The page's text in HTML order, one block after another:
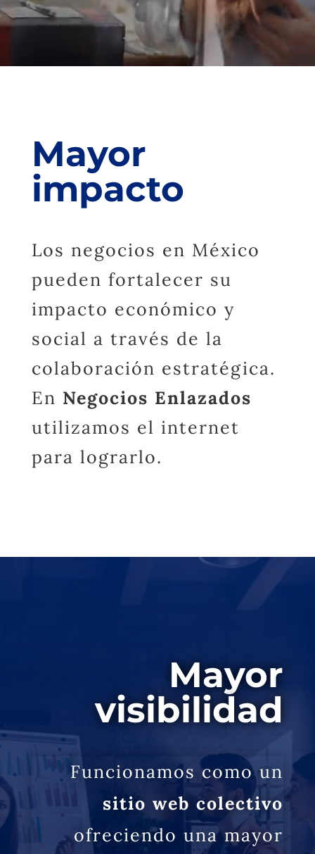
Mayor
impacto
Los negocios en México
pueden fortalecer su
impacto económico y
social a través de la
colaboración estratégica.
En Negocios Enlazados
utilizamos el internet
para lograrlo.
Mayor
visibilidad
Funcionamos como un
sitio web colectivo
ofreciendo una mayor